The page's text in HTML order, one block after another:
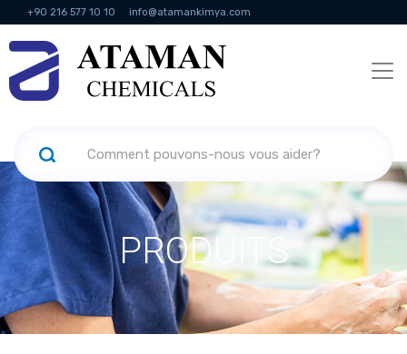
+90 216 577 10 10 info@atamankimya.com
KVKK Politikası Services de la société de l'information
humaines
PRODUITS